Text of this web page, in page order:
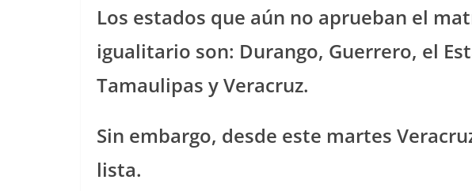
Los estados que aún no aprueban el
igualitario son: Durango, Guerrero, el
Tamaulipas y Veracruz.
Sin embargo, desde este martes
lista.